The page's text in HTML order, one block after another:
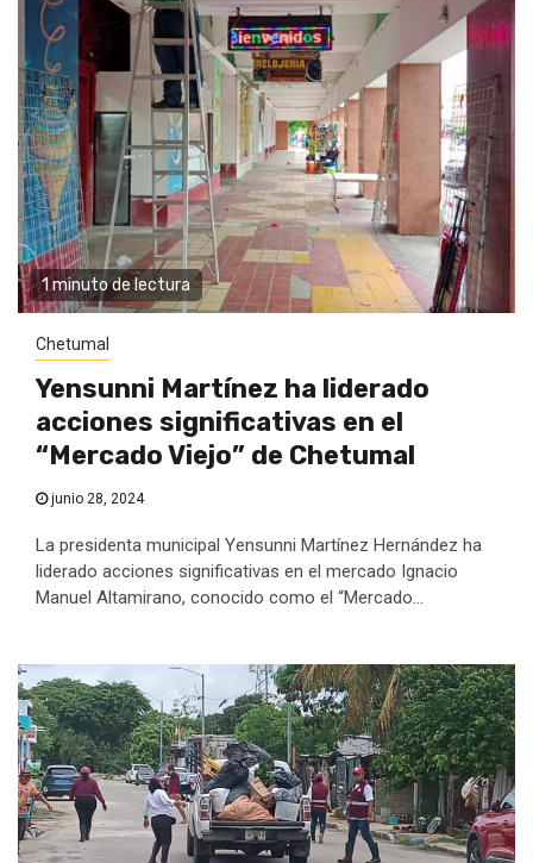
1 minuto de lectura
Chetumal
Yensunni Martínez ha liderado
acciones significativas en el
“Mercado Viejo” de Chetumal
junio 28, 2024
La presidenta municipal Yensunni Martínez Hernández ha
liderado acciones significativas en el mercado Ignacio
Manuel Altamirano, conocido como el “Mercado...